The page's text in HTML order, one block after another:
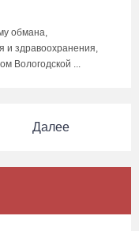
обмана,
и здравоохранения,
Вологодской ...
Далее